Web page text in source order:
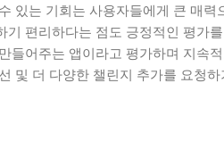
있는 기회는 사용자들에게 큰 매
기 편리하다는 점도 긍정적인 평가
들어주는 앱이라고 평가하며 지속
및 더 다양한 챌린지 추가를 요청